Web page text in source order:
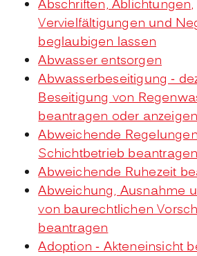
Abschriften, Ablichtungen,
Vervielfältigungen und
beglaubigen lassen
Abwasser entsorgen
Abwasserbeseitigung -
Beseitigung von
beantragen oder
Abweichende
Schichtbetrieb
Abweichende Ruhezeit
Abweichung, Ausnahme
von baurechtlichen
beantragen
Adoption - Akteneinsicht